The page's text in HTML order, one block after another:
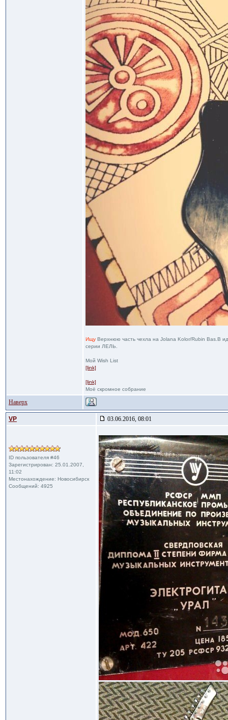
Ищу Верхнюю часть чехла на Jolana Kolor/Rubin Bas.В
серии ЛЕЛЬ.
Мой Wish List
[link]
[link]
Моё скромное собрание
Наверх
VP 03.06.2016, 08:01
ID пользователя #46
Зарегистрирован: 25.01.2007,
11:02
Местонахождение: Новосибирск
Сообщений: 4925